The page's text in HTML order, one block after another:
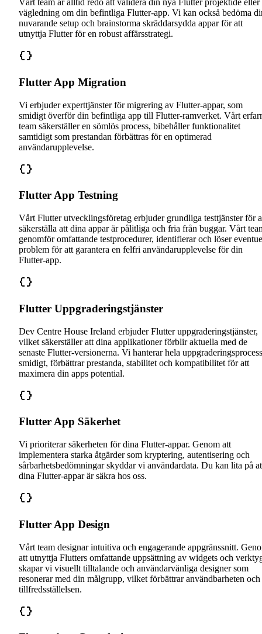
Vårt team är alltid redo att validera din nya Flutter projektidé eller
vägledning om din befintliga Flutter-app. Vi kan också bedöma
nuvarande setup och brainstorma skräddarsydda appar för att
utnyttja Flutter för en robust affärsstrategi.
Flutter App Migration
Vi erbjuder experttjänster för migrering av Flutter-appar, som
smidigt överför din befintliga app till Flutter-ramverket. Vårt
team säkerställer en sömlös process, bibehåller funktionalitet
samtidigt som prestandan förbättras för en optimerad
användarupplevelse.
Flutter App Testning
Vårt Flutter utvecklingsföretag erbjuder grundliga testtjänster för
säkerställa att dina appar är pålitliga och fria från buggar. Vårt
genomför omfattande testprocedurer, identifierar och löser
problem för att garantera en felfri användarupplevelse för din
Flutter-app.
Flutter Uppgraderingstjänster
Dev Centre House Ireland erbjuder Flutter uppgraderingstjänster,
vilket säkerställer att dina applikationer förblir aktuella med de
senaste Flutter-versionerna. Vi hanterar hela
smidigt, förbättrar prestanda, stabilitet och kompatibilitet för att
maximera din apps potential.
Flutter App Säkerhet
Vi prioriterar säkerheten för dina Flutter-appar. Genom att
implementera starka åtgärder som kryptering, autentisering och
sårbarhetsbedömningar skyddar vi användardata. Du kan lita på
dina Flutter-appar är säkra hos oss.
Flutter App Design
Vårt team designar intuitiva och engagerande appgränssnitt.
att utnyttja Flutters omfattande uppsättning av widgets och
skapar vi visuellt tilltalande och användarvänliga designer som
resonerar med din målgrupp, vilket förbättrar användbarheten och
tillfredsställelsen.